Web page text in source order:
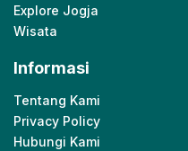
Explore Jogja
Wisata
Informasi
Tentang Kami
Privacy Policy
Hubungi Kami